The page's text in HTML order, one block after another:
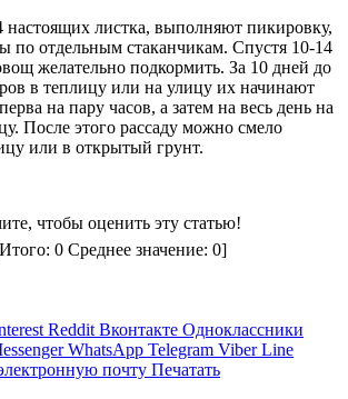
настоящих листка, выполняют пикировку,
по отдельным стаканчикам. Спустя 10-14
желательно подкормить. За 10 дней до
в теплицу или на улицу их начинают
на пару часов, а затем на весь день на
После этого рассаду можно смело
или в открытый грунт.
чтобы оценить эту статью!
0 Среднее значение: 0]
Reddit Вконтакте Одноклассники
WhatsApp Telegram Viber Line
почту Печатать